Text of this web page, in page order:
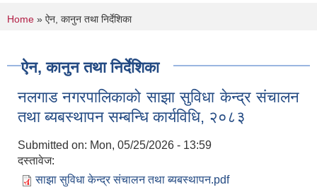
You are here
Home » ऐन, कानुन तथा निर्देशिका
ऐन, कानुन तथा निर्देशिका
नलगाड नगरपालिकाको साझा सुविधा केन्द्र संचालन
तथा ब्यबस्थापन सम्बन्धि कार्यविधि, २०८३
Submitted on: Mon, 05/25/2026 - 13:59
दस्तावेज:
साझा सुविधा केन्द्र संचालन तथा ब्यबस्थापन.pdf